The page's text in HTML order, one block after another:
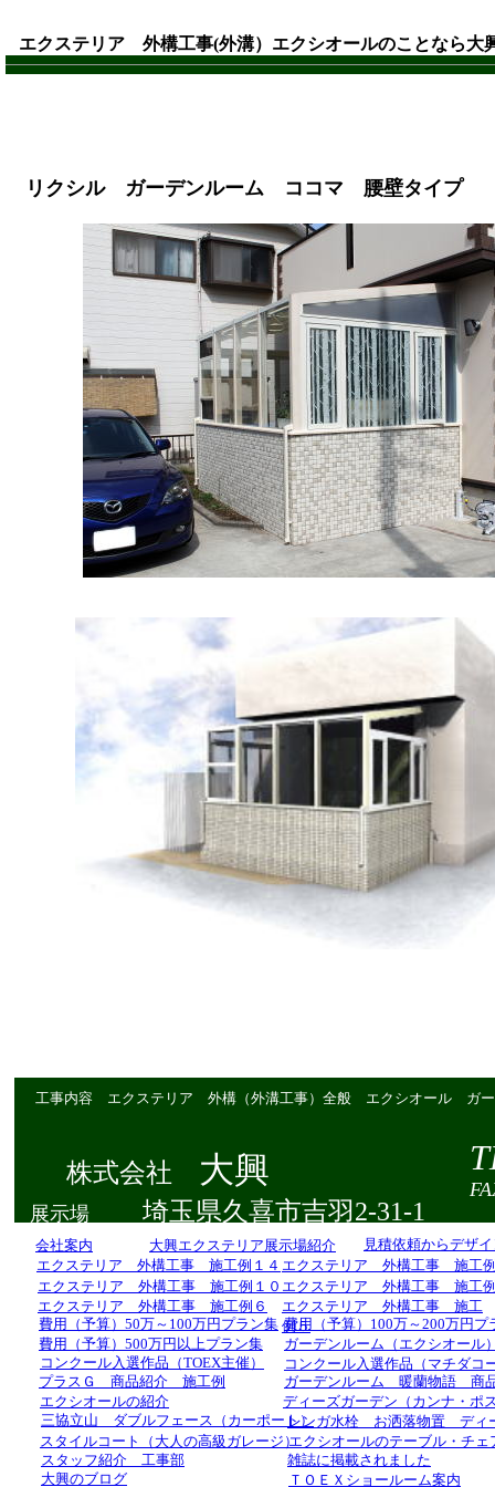
エクステリア 外構工事(外溝）エクシオールのことなら大
会社案内
エクシオールのテーブル・チ
エクシオールの紹介
エクステリア 外構工事 施工
例５
エクステリア 外構工事 施工例６
スタッフ紹介 工事部 雑誌に掲載されました
費用（予算）50万～100万円プラン集
ガーデンルーム（エクシオール
費用（予算）100万～200万円プ
レンガ水栓 お洒落物置 ディ
スタイルコート（大人の高級ガレージ）
コンクール入選作品（TOEX主催）
大興エクステリア展示場紹介
ガーデンルーム 暖蘭物語 商
費用（予算）500万円以上プラン集
見積依頼からデザ
コンクール入選作品（マチダコ
エクステリア 外構工事 施工
エクステリア 外構工事 施工例１０
エクステリア 外構工事 施工
エクステリア 外構工事 施工例１４
ディーズガーデン（カンナ・ポ
三協立山 ダブルフェース（カーポート）
プラスＧ 商品紹介 施工例
大興のブログ ＴＯＥＸショールーム案内
リクシル ガーデンルーム ココマ 腰壁タイプ
株式会社 大興
FAX
展示場
埼玉県久喜市吉羽2-31-1
工事内容 エクステリア 外構（外溝工事）全般 エクシオール